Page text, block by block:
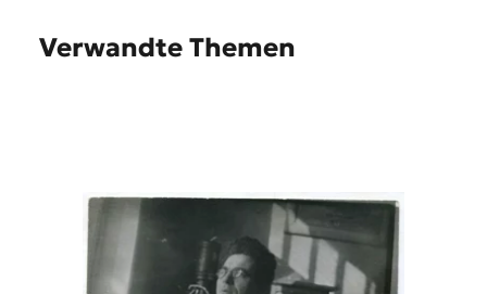
Verwandte Themen